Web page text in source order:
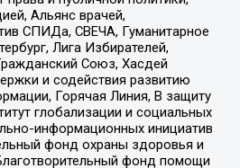
Альянс врачей,
СПИДа, СВЕЧА, Гуманитарное
Лига Избирателей,
Союз, Хасдей
и содействия развитию
Горячая Линия, В защиту
глобализации и социальных
информационных инициатив
фонд охраны здоровья и
фонд помощи